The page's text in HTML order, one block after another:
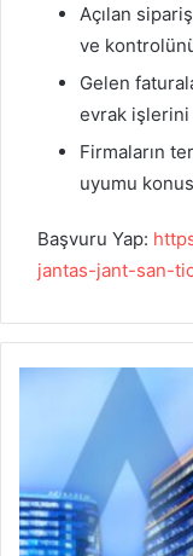
Açılan
ve
Gelen
evrak
Firmaların
uyumu
Başvuru Yap:
jantas-jant-san-